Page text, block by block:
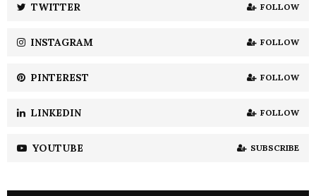
H
TWITTER FOLLOW
INSTAGRAM FOLLOW
PINTEREST FOLLOW
LINKEDIN FOLLOW
YOUTUBE SUBSCRIBE